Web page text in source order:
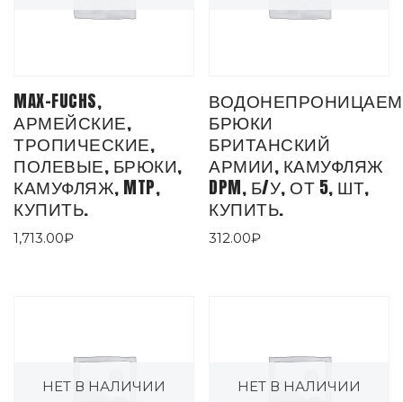
MAX-FUCHS,
АРМЕЙСКИЕ,
ТРОПИЧЕСКИЕ,
ПОЛЕВЫЕ, БРЮКИ,
КАМУФЛЯЖ, MTP,
КУПИТЬ.
1,713.00₽
БРЮКИ
БРИТАНСКИЙ
АРМИИ, КАМУФЛЯЖ
DPM, Б/У, ОТ 5, ШТ,
КУПИТЬ.
312.00₽
НЕТ В НАЛИЧИИ НЕТ В НАЛИЧИИ